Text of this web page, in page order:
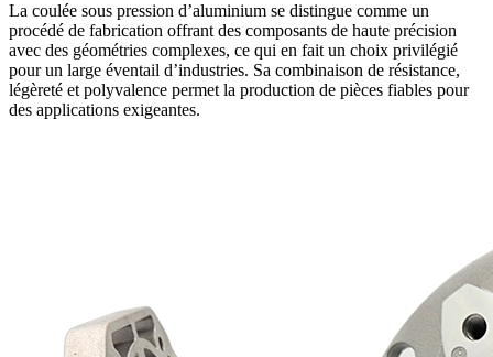
La coulée sous pression d’aluminium se distingue comme un
procédé de fabrication offrant des composants de haute précision
avec des géométries complexes, ce qui en fait un choix privilégié
pour un large éventail d’industries. Sa combinaison de résistance,
légèreté et polyvalence permet la production de pièces fiables pour
des applications exigeantes.